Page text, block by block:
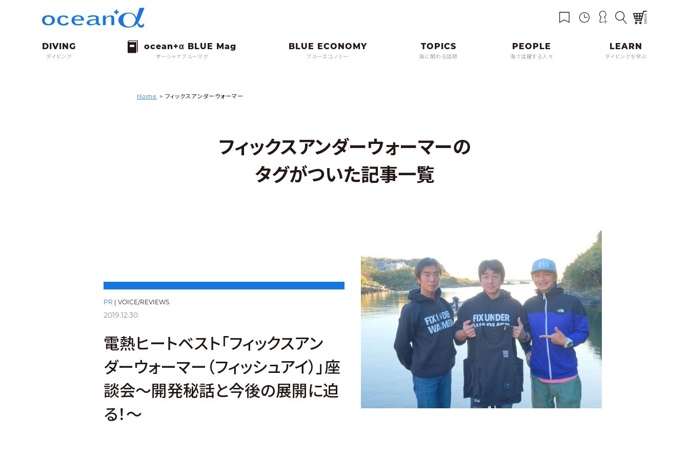
ダイビング オーシャナブルーマグ ブルーエコノミー 海に関わる話題 海で活躍する人々 ダイビングを学ぶ
Home > フィックスアンダーウォーマー
フィックスアンダーウォーマーの
タグがついた記事一覧
PR | VOICE/REVIEWS
2019.12.30
電熱ヒートベスト「フィックスアン
ダーウォーマー（フィッシュアイ）」座
談会〜開発秘話と今後の展開に迫
る！〜